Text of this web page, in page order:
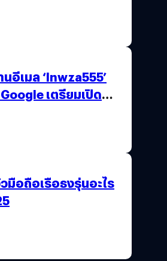
อีเมล ‘lnwza555’
Google เตรียมเปิด
มือถือเรือธงรุ่นอะไร